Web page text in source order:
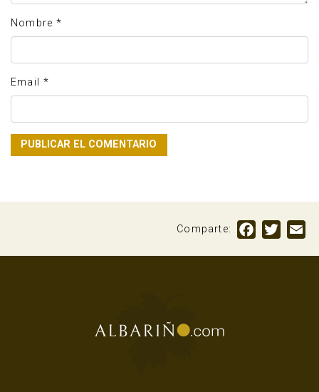
Nombre *
Email *
Comparte: Facebook